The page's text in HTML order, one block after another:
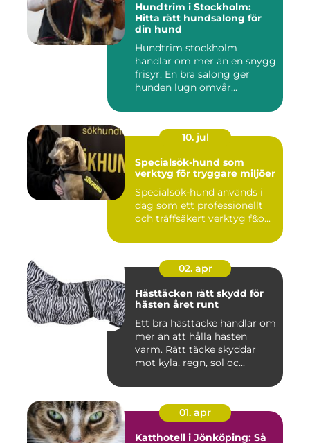
Hundtrim i Stockholm:
Hitta rätt hundsalong för
din hund
Hundtrim stockholm
handlar om mer än en snygg
frisyr. En bra salong ger
hunden lugn omvår...
10. jul
Specialsök-hund som
verktyg för tryggare miljöer
Specialsök-hund används i
dag som ett professionellt
och träffsäkert verktyg f&o...
02. apr
Hästtäcken rätt skydd för
hästen året runt
Ett bra hästtäcke handlar om
mer än att hålla hästen
varm. Rätt täcke skyddar
mot kyla, regn, sol oc...
01. apr
Katthotell i Jönköping: Så